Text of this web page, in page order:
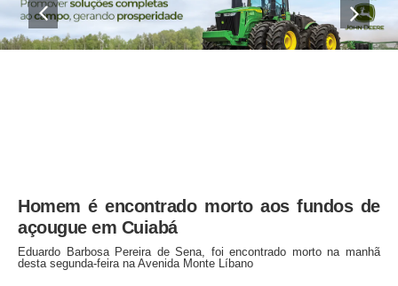
Homem é encontrado morto aos fundos de
açougue em Cuiabá
Eduardo Barbosa Pereira de Sena, foi encontrado morto na manhã
desta segunda-feira na Avenida Monte Líbano